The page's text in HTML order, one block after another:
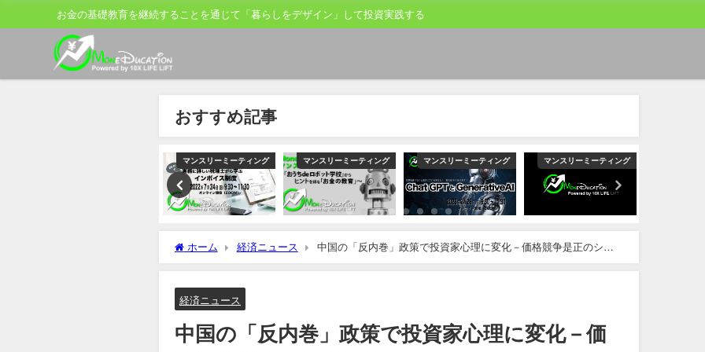
お金の基礎教育を継続することを通じて「暮らしをデザイン」して投資実践する
おすすめ記事
マンスリーミーティング マンスリーミーティング マンスリーミーティング マンスリーミーティング
ホーム 経済ニュース
中国の「反内巻」政策で投資家心理に変化－価格競争是正のシグ
ナル
経済ニュース
中国の「反内巻」政策で投資家心理に変化－価